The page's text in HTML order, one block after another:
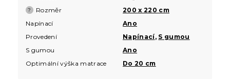
? Rozměr
200 x 220 cm
Napínací
Ano
Provedení
Napínací, S gumou
S gumou
Ano
Optimální výška matrace
Do 20 cm